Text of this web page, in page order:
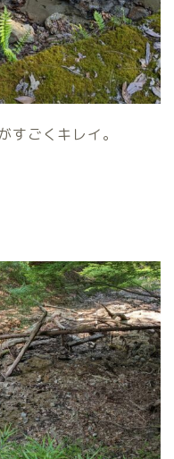
すごくキレイ。